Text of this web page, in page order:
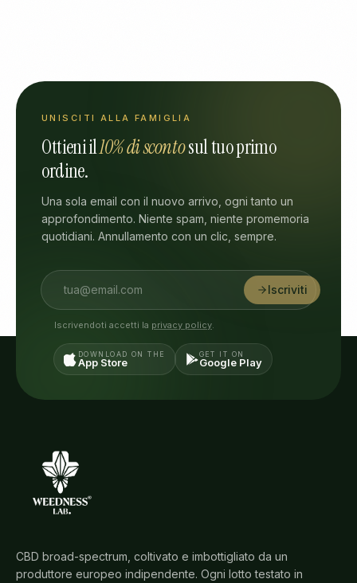
UNISCITI ALLA FAMIGLIA
Ottieni il10% di scontosul tuo primo
ordine.
Una sola email con il nuovo arrivo, ogni tanto un
approfondimento. Niente spam, niente promemoria
quotidiani. Annullamento con un clic, sempre.
Iscriviti
Iscrivendoti accetti la privacy policy
DOWNLOAD ON THE
App Store
GET IT ON
Google Play
CBD broad-spectrum, coltivato e imbottigliato da un
produttore europeo indipendente. Ogni lotto testato in